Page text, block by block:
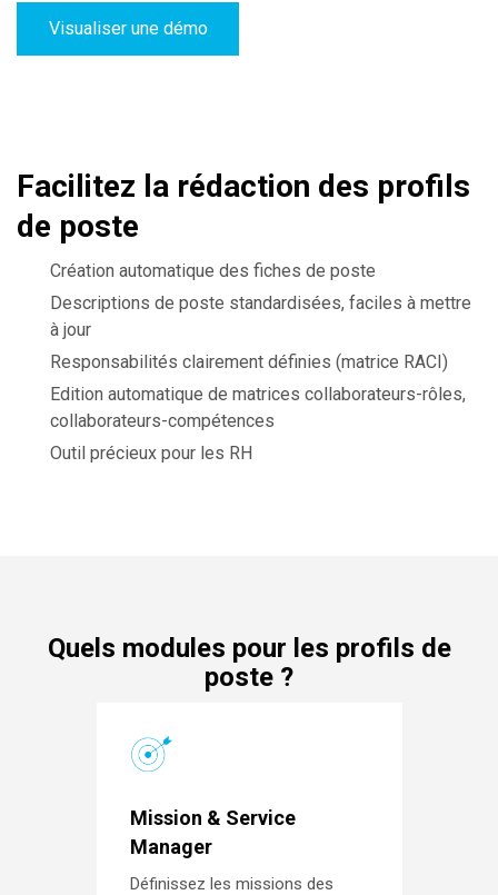
Visualiser une démo
Facilitez la rédaction des profils
de poste
Création automatique des fiches de poste
Descriptions de poste standardisées, faciles à mettre
à jour
Responsabilités clairement définies (matrice RACI)
Edition automatique de matrices collaborateurs-rôles,
collaborateurs-compétences
Outil précieux pour les RH
Quels modules pour les profils de
poste ?
Mission & Service
Manager
Définissez les missions des